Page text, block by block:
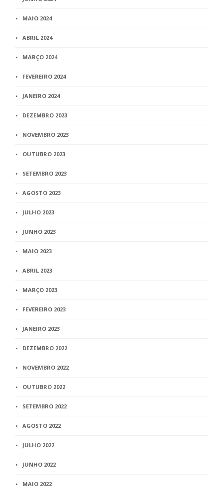
MAIO 2024
ABRIL 2024
MARÇO 2024
FEVEREIRO 2024
JANEIRO 2024
DEZEMBRO 2023
NOVEMBRO 2023
OUTUBRO 2023
SETEMBRO 2023
AGOSTO 2023
JULHO 2023
JUNHO 2023
MAIO 2023
ABRIL 2023
MARÇO 2023
FEVEREIRO 2023
JANEIRO 2023
DEZEMBRO 2022
NOVEMBRO 2022
OUTUBRO 2022
SETEMBRO 2022
AGOSTO 2022
JULHO 2022
JUNHO 2022
MAIO 2022